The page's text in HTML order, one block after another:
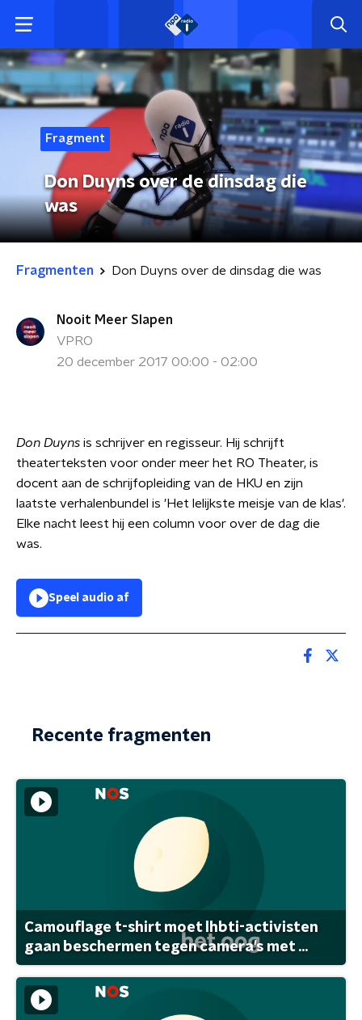
Fragment
Don Duyns over de dinsdag die
was
Fragmenten Don Duyns over de dinsdag die was
Nooit Meer Slapen
VPRO
20 december 2017 00:00 - 02:00
Don Duyns is schrijver en regisseur. Hij schrijft
theaterteksten voor onder meer het RO Theater, is
docent aan de schrijfopleiding van de HKU en zijn
laatste verhalenbundel is 'Het lelijkste meisje van de klas'.
Elke nacht leest hij een column voor over de dag die
was.
Speel audio af
Recente fragmenten
Camouflage t-shirt moet lhbti-activisten
gaan beschermen tegen camera's met ...